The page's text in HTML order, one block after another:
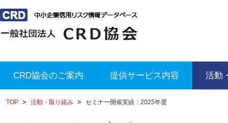
CRD協会のご案内 提供サービス内容 活動
TOP 活動・取り組み セミナー開催実績：2025年度